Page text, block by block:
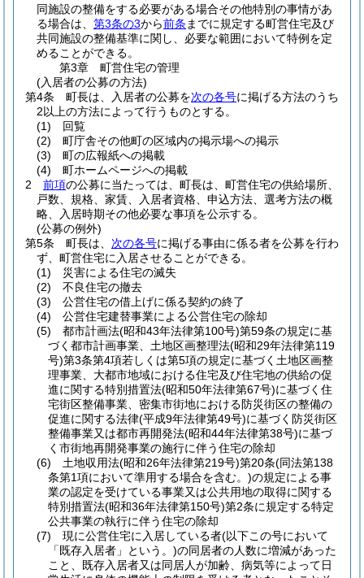
同施設の整備をする必要がある場合その他特別の事情があ
る場合は、 第3条の3から前条 までに規定する町営住宅及び
共同施設の整備基準に関し、必要な範囲において特例を定
めることができる。
第3章
町営住宅の管理
(入居者の公募の方法)
第4条
町長は、入居者の公募を次の各号に掲げる方法のうち
2以上の方法によって行うものとする。
(1)
回覧
(2)
町庁舎その他町の区域内の掲示場への掲示
(3)
町の広報紙への掲載
(4)
町ホームページへの掲載
2
前項の公募に当たっては、町長は、町営住宅の供給場所、
戸数、規格、家賃、入居者資格、申込方法、選考方法の概
略、入居時期その他必要な事項を公示する。
(公募の例外)
第5条
町長は、 次の各号に掲げる事由に係る者を公募を行わ
ず、町営住宅に入居させることができる。
(1)
災害による住宅の滅失
(2)
不良住宅の撤去
(3)
公営住宅の借上げに係る契約の終了
(4)
公営住宅建替事業による公営住宅の除却
(5)
都市計画法(昭和43年法律第100号)第59条の規定に基
づく都市計画事業、土地区画整理法(昭和29年法律第119
号)第3条第4項若しくは第5項の規定に基づく土地区画整
理事業、大都市地域における住宅及び住宅地の供給の促
進に関する特別措置法(昭和50年法律第67号)に基づく住
宅街区整備事業、密集市街地における防災街区の整備の
促進に関する法律(平成9年法律第49号)に基づく防災街区
整備事業又は都市再開発法(昭和44年法律第38号)に基づ
く市街地再開発事業の施行に伴う住宅の除却
(6)
土地収用法(昭和26年法律第219号)第20条(同法第138
条第1項において準用する場合を含む。)の規定による事
業の認定を受けている事業又は公共用地の取得に関する
特別措置法(昭和36年法律第150号)第2条に規定する特定
公共事業の執行に伴う住宅の除却
(7)
現に公営住宅に入居している者(以下この号において
「既存入居者」という。)の同居者の人数に増減があった
こと、既存入居者又は同居人が加齢、病気等によって日